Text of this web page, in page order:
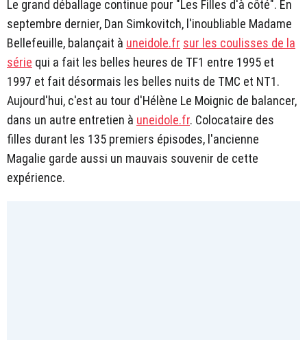
Le grand déballage continue pour "Les Filles d'à côté". En
septembre dernier, Dan Simkovitch, l'inoubliable Madame
Bellefeuille, balançait à uneidole.fr sur les coulisses de la
série qui a fait les belles heures de TF1 entre 1995 et
1997 et fait désormais les belles nuits de TMC et NT1.
Aujourd'hui, c'est au tour d'Hélène Le Moignic de balancer,
dans un autre entretien à uneidole.fr. Colocataire des
filles durant les 135 premiers épisodes, l'ancienne
Magalie garde aussi un mauvais souvenir de cette
expérience.